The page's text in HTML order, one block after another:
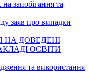
запобігання та
заяв про випадки
НА ДОВЕДЕНІ
ОСВІТИ
та використання